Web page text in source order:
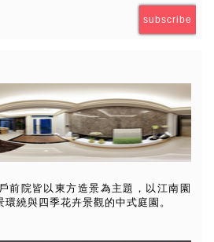
subscribe
前院皆以東方造景為主題，以江南園
繞與四季花卉景觀的中式庭園。